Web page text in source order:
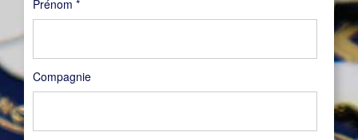
Prénom *
Compagnie